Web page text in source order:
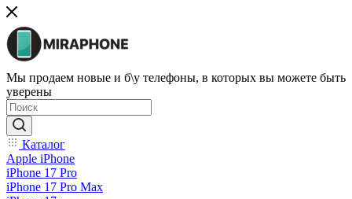
Мы продаем новые и б\у телефоны, в которых вы можете быть
уверены
Каталог
Apple iPhone
iPhone 17 Pro
iPhone 17 Pro Max